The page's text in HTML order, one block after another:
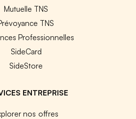
Mutuelle TNS
TNS
Professionnelles
SideCard
SideStore
ENTREPRISE
nos offres